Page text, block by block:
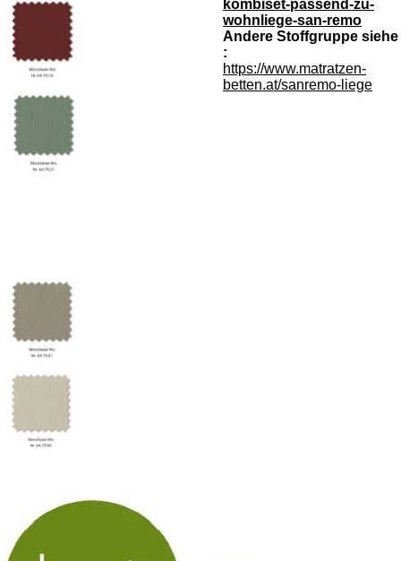
kombiset-passend-zu-
wohnliege-san-remo
Andere Stoffgruppe siehe
:
https://www.matratzen-
betten.at/sanremo-liege